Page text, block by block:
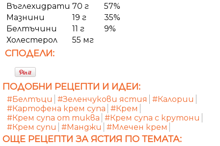
Въглехидрати 70 г
57%
Мазнини
19 г
35%
Белтъчини
11 г
9%
Холестерол
55 мг
СПОДЕЛИ:
ПОДОБНИ РЕЦЕПТИ И ИДЕИ:
#Белтъци #Зеленчукови ястия
#Калории
#Картофена крем супа #Крем
#Крем супа от тиква #Крем супа с крутони
#Крем супи
#Манджи #Млечен крем
ОЩЕ РЕЦЕПТИ ЗА ЯСТИЯ ПО ТЕМАТА: